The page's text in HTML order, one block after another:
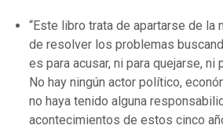
“Este libro trata de apartarse de la
de resolver los problemas
es para acusar, ni para quejarse, ni
No hay ningún actor político,
no haya tenido alguna
acontecimientos de estos cinco